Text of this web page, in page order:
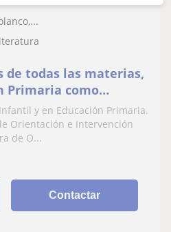
de todas las materias,
Primaria como
y en Educación Primaria.
Orientación e Intervención
de O...
Contactar